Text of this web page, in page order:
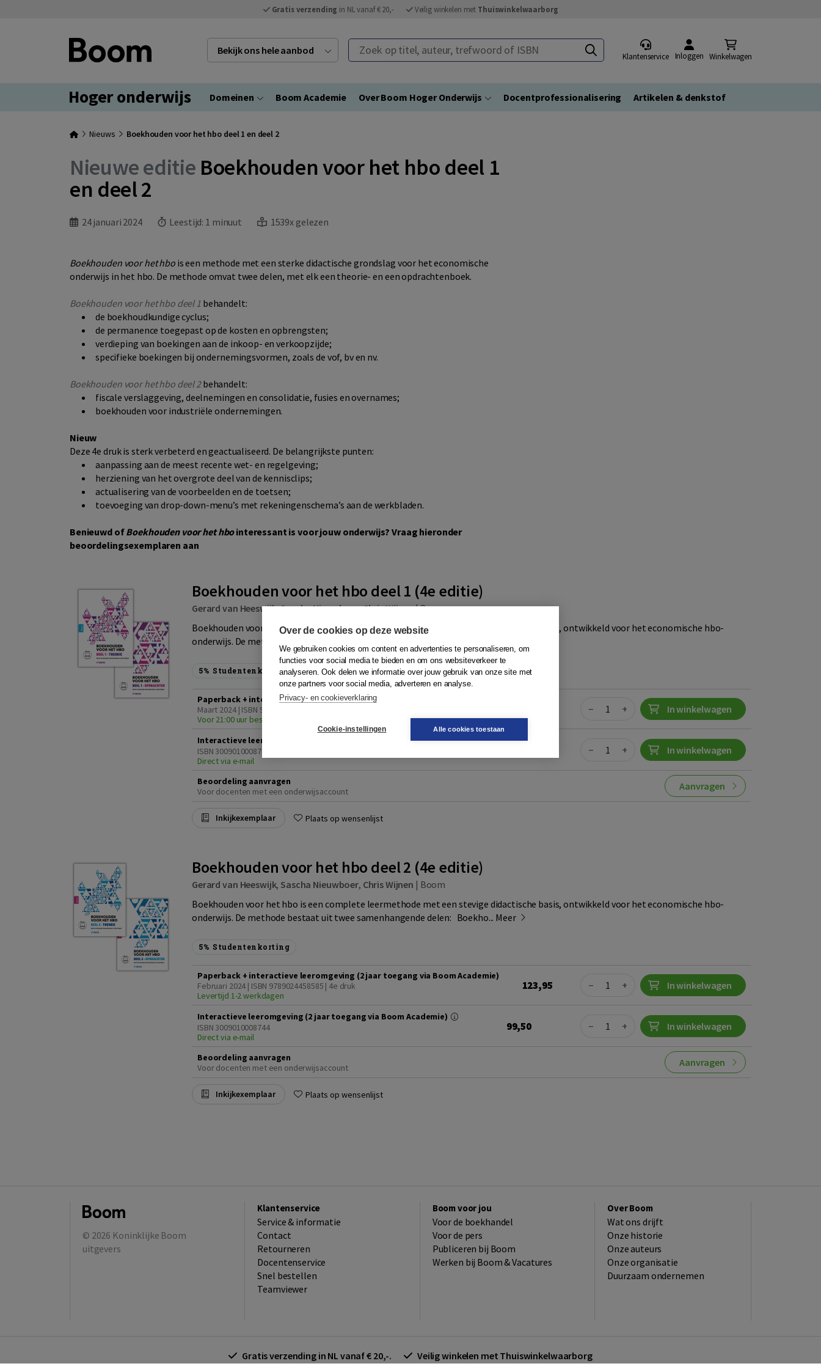
Gratis verzending in NL vanaf € 20,- Veilig winkelen met Thuiswinkelwaarborg
Bekijk ons hele aanbod Zoek op titel, auteur, trefwoord of ISBN
Klantenservice Inloggen Winkelwagen
Hoger onderwijs Domeinen Boom Academie Over Boom Hoger Onderwijs Docentprofessionalisering Artikelen & denkstof
Nieuws Boekhouden voor het hbo deel 1 en deel 2
Nieuwe editie Boekhouden voor het hbo deel 1
en deel 2
24 januari 2024 Leestijd: 1 minuut 1539x gelezen
Boekhouden voor het hbois een methode met een sterke didactische grondslag voor het economische
onderwijs in het hbo. De methode omvat twee delen, met elk een theorie- en een opdrachtenboek.
Boekhouden voor het hbo deel 1 behandelt:
de boekhoudkundige cyclus;
de permanence toegepast op de kosten en opbrengsten;
verdieping van boekingen aan de inkoop- en verkoopzijde;
specifieke boekingen bij ondernemingsvormen, zoals de vof, bv en nv.
Boekhouden voor het hbo deel 2behandelt:
fiscale verslaggeving, deelnemingen en consolidatie, fusies en overnames;
boekhouden voor industriële ondernemingen.
Nieuw
Deze 4e druk is sterk verbeterd en geactualiseerd. De belangrijkste punten:
aanpassing aan de meest recente wet- en regelgeving;
herziening van het overgrote deel van de kennisclips;
actualisering van de voorbeelden en de toetsen;
toevoeging van drop-down-menu’s met rekeningenschema’s aan de werkbladen.
Benieuwd ofBoekhouden voor het hbointeressant is voor jouw onderwijs? Vraag hieronder
beoordelingsexemplaren aan
Boekhouden voor het hbo deel 1 (4e editie)
Gerard van Heeswijk,Sascha Nieuwboer,Chris Wijnen|Boom
Boekhouden voor het hbo is een complete leermethode met een stevige didactische basis, ontwikkeld voor het economische hbo-
onderwijs. De methode bestaat uit twee samenhangende delen: Boekho...
5% Studentenkorting
Paperback + interactieve leeromgeving (2 jaar toegang via Boom Academie)
Maart 2024 | ISBN 9789024458554 | 4e druk
Voor 21:00 uur besteld, morgen in huis
Quantity
− + In winkelwagen
Interactieve leeromgeving (2 jaar toegang via Boom Academie)
ISBN 3009010008706
Direct via e-mail
Quantity
− + In winkelwagen
Beoordeling aanvragen
Voor docenten met een onderwijsaccount
Aanvragen
Inkijkexemplaar Plaats op wensenlijst
Boekhouden voor het hbo deel 2 (4e editie)
Gerard van Heeswijk, Sascha Nieuwboer, Chris Wijnen | Boom
Boekhouden voor het hbo is een complete leermethode met een stevige didactische basis, ontwikkeld voor het economische hbo-
onderwijs. De methode bestaat uit twee samenhangende delen: Boekho... Meer
5% Studentenkorting
Paperback + interactieve leeromgeving (2 jaar toegang via Boom Academie)
Februari 2024 | ISBN 9789024458585 | 4e druk
Levertijd 1-2 werkdagen
123,95 Quantity
− + In winkelwagen
Interactieve leeromgeving (2 jaar toegang via Boom Academie)
ISBN 3009010008744
Direct via e-mail
99,50 Quantity
− + In winkelwagen
Beoordeling aanvragen
Voor docenten met een onderwijsaccount
Aanvragen
Inkijkexemplaar Plaats op wensenlijst
© 2026 Koninklijke Boom
uitgevers
Klantenservice
Service & informatie
Contact
Retourneren
Docentenservice
Snel bestellen
Teamviewer
Boom voor jou
Voor de boekhandel
Voor de pers
Publiceren bij Boom
Werken bij Boom & Vacatures
Over Boom
Wat ons drijft
Onze historie
Onze auteurs
Onze organisatie
Duurzaam ondernemen
Gratis verzending in NL vanaf € 20,-. Veilig winkelen met Thuiswinkelwaarborg
Over de cookies op deze website
We gebruiken cookies om content en advertenties te personaliseren, om
functies voor social media te bieden en om ons websiteverkeer te
analyseren. Ook delen we informatie over jouw gebruik van onze site met
onze partners voor social media, adverteren en analyse.
Privacy- en cookieverklaring
Cookie-instellingen Alle cookies toestaan